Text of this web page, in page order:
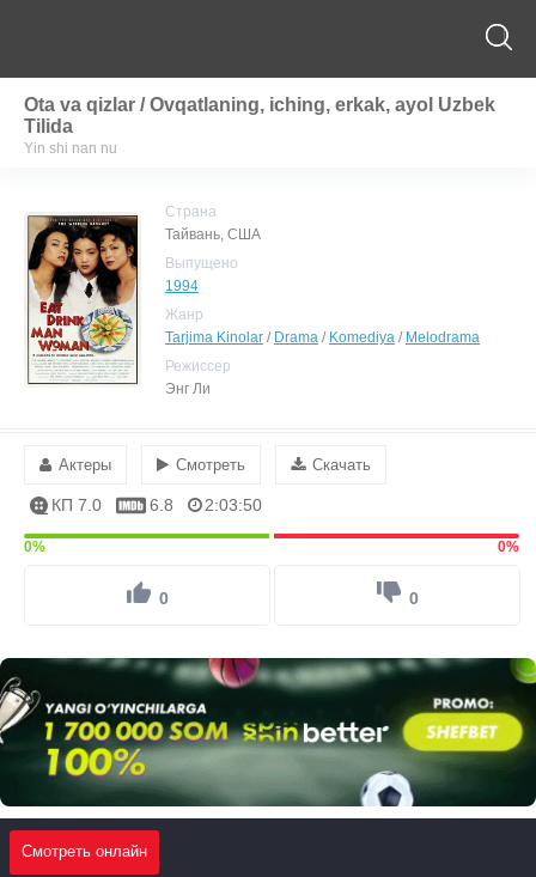
Ota va qizlar / Ovqatlaning, iching, erkak, ayol Uzbek
Tilida
Yin shi nan nu
Страна
Тайвань, США
Выпущено
1994
Жанр
Tarjima Kinolar / Drama / Komediya / Melodrama
Режиссер
Энг Ли
Актеры Смотреть Скачать
КП 7.0 6.8 2:03:50
0% 0%
0 0
Смотреть онлайн